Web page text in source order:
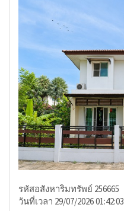
รหัสอสังหาริมทรัพย์ 256665
วันที่เวลา 29/07/2026 01:42:03